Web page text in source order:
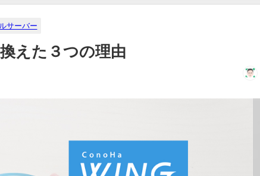
サーバー
えた３つの理由